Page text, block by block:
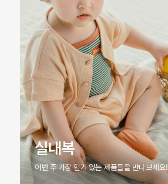
원피스
이번 주 가장 인기 있는 제품들을 만나보세요!